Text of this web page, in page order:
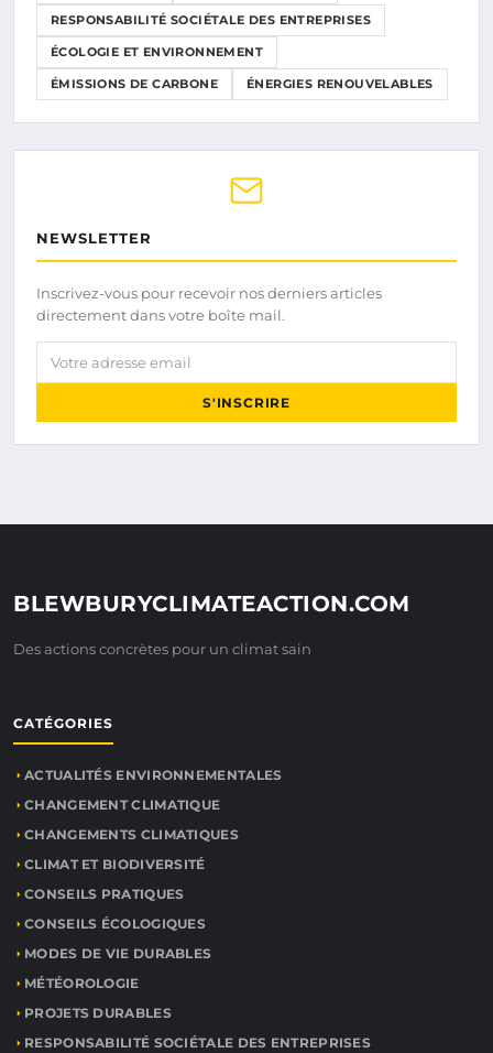
RESPONSABILITÉ SOCIÉTALE DES ENTREPRISES
ÉCOLOGIE ET ENVIRONNEMENT
ÉMISSIONS DE CARBONE ÉNERGIES RENOUVELABLES
NEWSLETTER
Inscrivez-vous pour recevoir nos derniers articles
directement dans votre boîte mail.
Votre adresse email
S'INSCRIRE
BLEWBURYCLIMATEACTION.COM
Des actions concrètes pour un climat sain
CATÉGORIES
ACTUALITÉS ENVIRONNEMENTALES
CHANGEMENT CLIMATIQUE
CHANGEMENTS CLIMATIQUES
CLIMAT ET BIODIVERSITÉ
CONSEILS PRATIQUES
CONSEILS ÉCOLOGIQUES
MODES DE VIE DURABLES
MÉTÉOROLOGIE
PROJETS DURABLES
RESPONSABILITÉ SOCIÉTALE DES ENTREPRISES